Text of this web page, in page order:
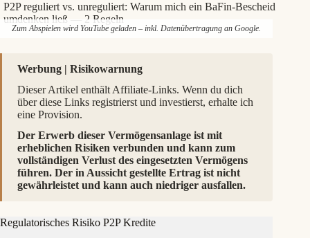
P2P reguliert vs. unreguliert: Warum mich ein BaFin-Bescheid
umdenken ließ — 2 Regeln
Zum Abspielen wird YouTube geladen – inkl. Datenübertragung an Google.
Werbung | Risikowarnung
Dieser Artikel enthält Affiliate-Links. Wenn du dich
über diese Links registrierst und investierst, erhalte ich
eine Provision.
Der Erwerb dieser Vermögensanlage ist mit
erheblichen Risiken verbunden und kann zum
vollständigen Verlust des eingesetzten Vermögens
führen. Der in Aussicht gestellte Ertrag ist nicht
gewährleistet und kann auch niedriger ausfallen.
Regulatorisches Risiko P2P Kredite